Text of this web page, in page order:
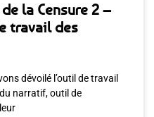
la Censure 2 –
travail des
dévoilé l’outil de travail
narratif, outil de